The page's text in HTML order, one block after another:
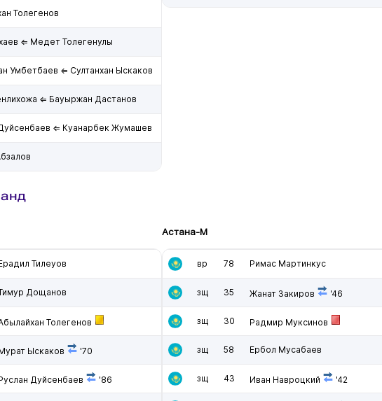
Толегенов
⇐ Медет Толегенулы
Умбетбаев ⇐ Султанхан Ыскаков
⇐ Бауыржан Дастанов
⇐ Куанарбек Жумашев
Тилеуов
Дощанов
Толегенов
Ыскаков '70
Дуйсенбаев '86
Астана-М
вр 78 Римас Мартинкус
зщ 35 Жанат Закиров '46
зщ 30 Радмир Муксинов
зщ 58 Ербол Мусабаев
зщ 43 Иван Навроцкий '42